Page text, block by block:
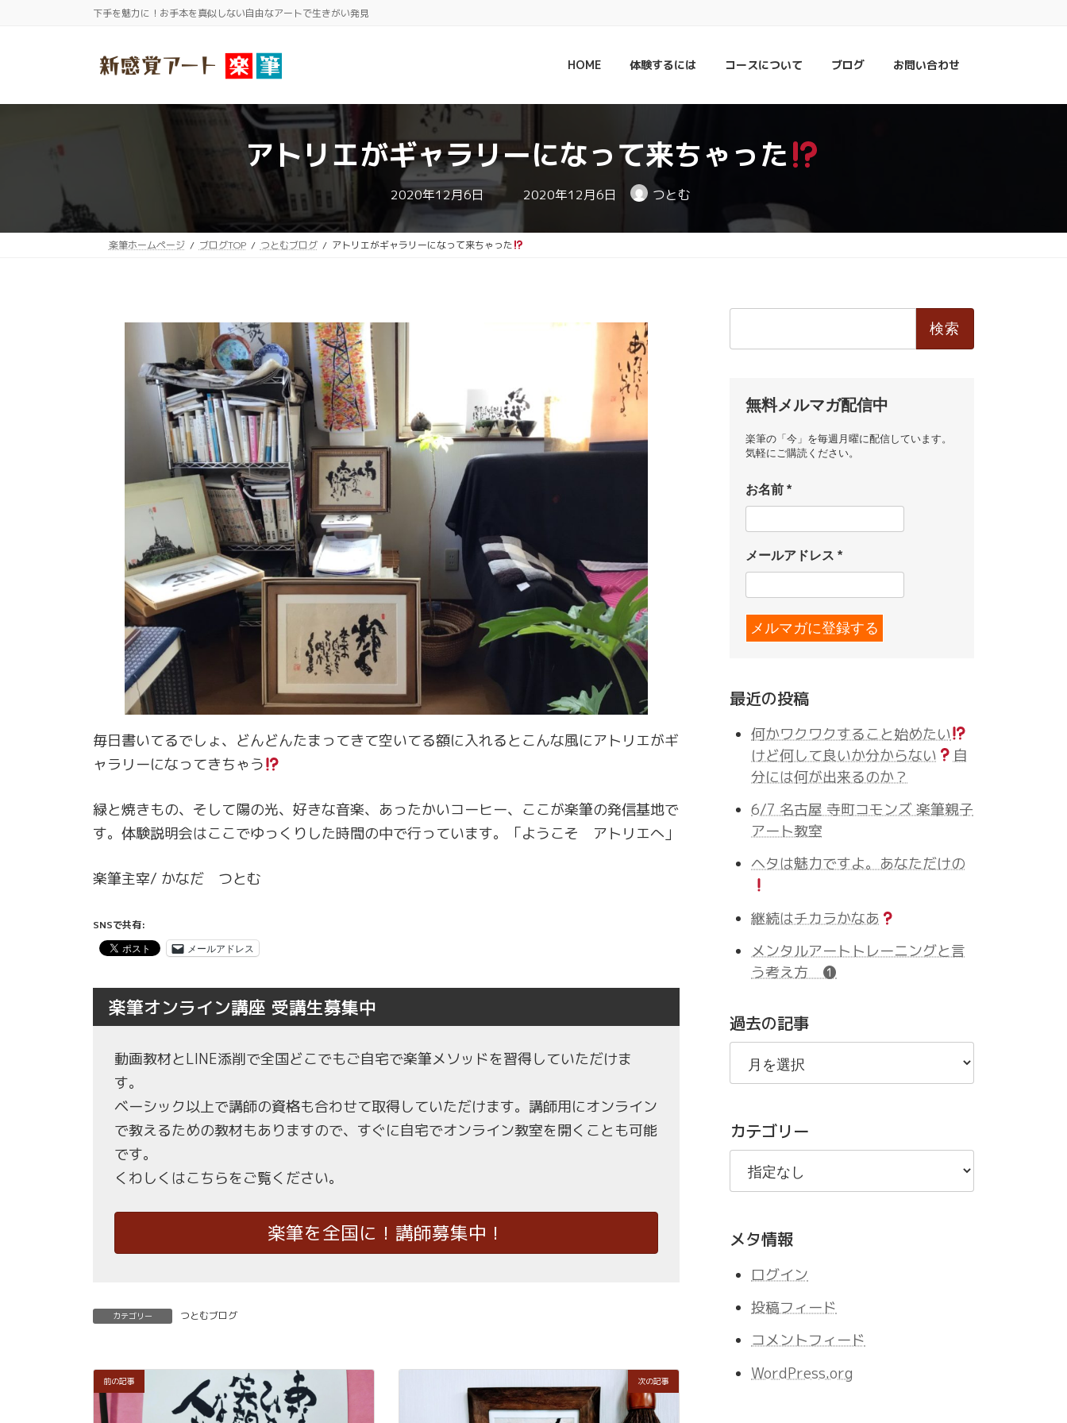
下手を魅力に！お手本を真似しない自由なアートで生きがい発見
HOME 体験するには コースについて ブログ お問い合わせ
アトリエがギャラリーになって来ちゃった
2020年12月6日 最
終
日
時
2020年12月6日 つとむ
楽筆ホームページ ブログTOP つとむブログ アトリエがギャラリーになって来ちゃった
毎日書いてるでしょ、どんどんたまってきて空いてる額に入れるとこんな風にアトリエがギ
ャラリーになってきちゃう
緑と焼きもの、そして陽の光、好きな音楽、あったかいコーヒー、ここが楽筆の発信基地で
す。体験説明会はここでゆっくりした時間の中で行っています。「ようこそ アトリエへ」
楽筆主宰/ かなだ つとむ
SNSで共有:
メールアドレス
楽筆オンライン講座 受講生募集中
動画教材とLINE添削で全国どこでもご自宅で楽筆メソッドを習得していただけま
す。
ベーシック以上で講師の資格も合わせて取得していただけます。講師用にオンライン
で教えるための教材もありますので、すぐに自宅でオンライン教室を開くことも可能
です。
くわしくはこちらをご覧ください。
楽筆を全国に！講師募集中！
カテゴリー つとむブログ
前の記事 次の記事
無料メルマガ配信中
楽筆の「今」を毎週月曜に配信しています。
気軽にご購読ください。
お名前*
メールアドレス*
最近の投稿
何かワクワクすること始めたい
けど何して良いか分からない
自
分には何が出来るのか？
6/7 名古屋 寺町コモンズ 楽筆親子
アート教室
ヘタは魅力ですよ。あなただけの
継続はチカラかなあ
メンタルアートトレーニングと言
う考え方 ❶
過去の記事
過
の
事
カテゴリー
メタ情報
ログイン
投稿フィード
コメントフィード
WordPress.org